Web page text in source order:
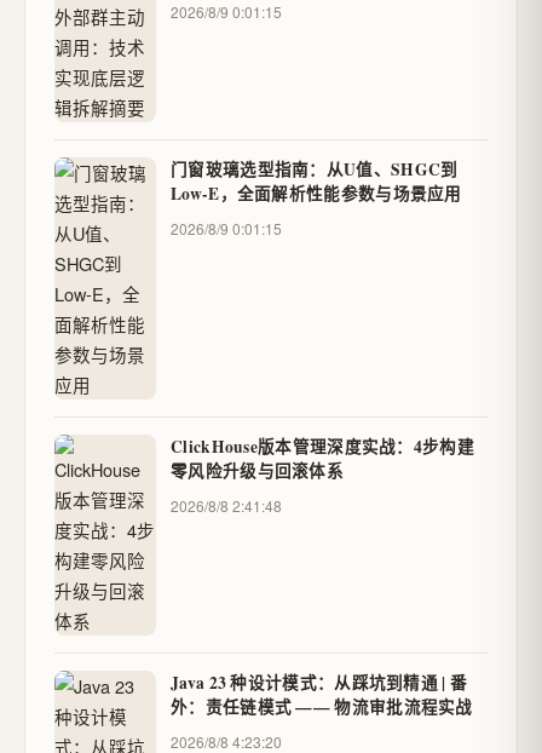
2026/8/9 0:01:15
门窗玻璃选型指南：从U值、SHGC到
Low-E，全面解析性能参数与场景应用
2026/8/9 0:01:15
ClickHouse版本管理深度实战：4步构建
零风险升级与回滚体系
2026/8/8 2:41:48
Java 23 种设计模式：从踩坑到精通 | 番
外：责任链模式 —— 物流审批流程实战
2026/8/8 4:23:20